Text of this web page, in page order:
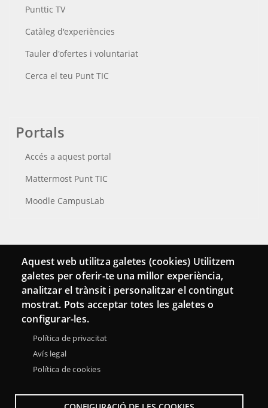
Punttic TV
Catàleg d'experiències
Tauler d'ofertes i voluntariat
Cerca el teu Punt TIC
Portals
Accés a aquest portal
Mattermost Punt TIC
Moodle CampusLab
Connecta
Bustia de contacte
Butlletins
Aquest web utilitza galetes (cookies) Utilitzem
galetes per oferir-te una millor experiència,
analitzar el trànsit i personalitzar el contingut
mostrat. Pots acceptar totes les galetes o
configurar-les.
Política de privacitat
Avís legal
Política de cookies